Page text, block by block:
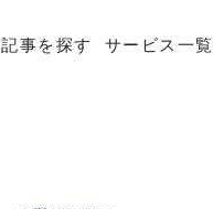
記事を探す サービス一覧